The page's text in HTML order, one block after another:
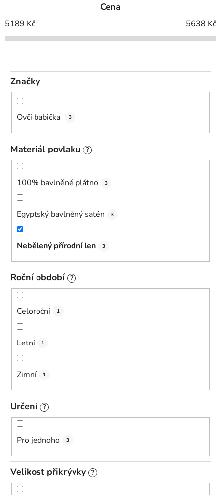
í
p
o
d
u
Cena
5189 Kč 5638 Kč
Značky
Ovčí babička 3
Materiál povlaku ?
100% bavlněné plátno 3
Egyptský bavlněný satén 3
Nebělený přírodní len 3
Roční období ?
Celoroční 1
Letní 1
Zimní 1
Určení ?
Pro jednoho 3
Velikost přikrývky ?